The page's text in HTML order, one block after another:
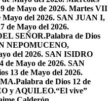
de Mayo de 2026. Martes VII
Mayo del 2026. SAN JUAN I,
de Mayo del 2026.
SEÑOR.Palabra de Dios
NEPOMUCENO,
del 2026. SAN ISIDRO
de Mayo de 2026. SAN
13 de Mayo del 2026.
Palabra de Dios 12 de
y AQUILEO.“El vive”